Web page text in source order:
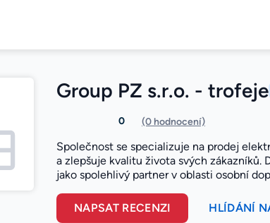
Group PZ s.r.o. - trofeje
0 (0 hodnocení)
Společnost se specializuje na prodej
a zlepšuje kvalitu života svých zákazníků.
jako spolehlivý partner v oblasti osobní
NAPSAT RECENZI HLÍDÁNÍ